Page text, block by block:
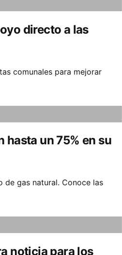
directo a las
comunales para mejorar
hasta un 75% en su
de gas natural. Conoce las
noticia para los